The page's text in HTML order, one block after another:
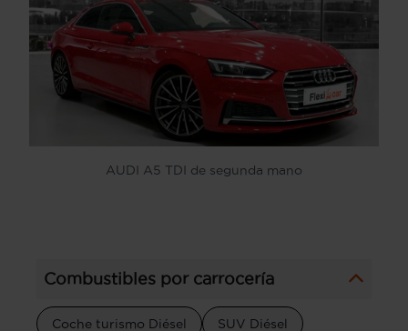
AUDI A5 TDI de segunda mano
Combustibles por carrocería
Coche turismo Diésel SUV Diésel